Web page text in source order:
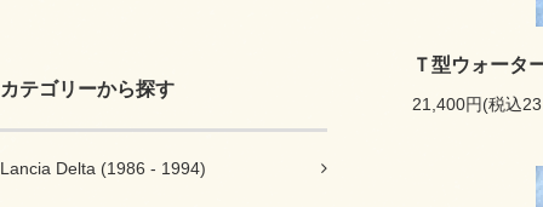
カテゴリーから探す
Lancia Delta (1986 - 1994)
Ｔ型ウォータ
21,400円(税込